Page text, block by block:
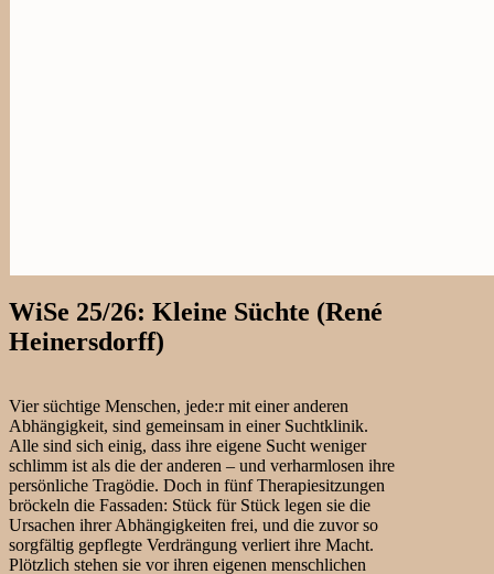
WiSe 25/26: Kleine Süchte (René
Heinersdorff)
Vier süchtige Menschen, jede:r mit einer anderen
Abhängigkeit, sind gemeinsam in einer Suchtklinik.
Alle sind sich einig, dass ihre eigene Sucht weniger
schlimm ist als die der anderen – und verharmlosen ihre
persönliche Tragödie. Doch in fünf Therapiesitzungen
bröckeln die Fassaden: Stück für Stück legen sie die
Ursachen ihrer Abhängigkeiten frei, und die zuvor so
sorgfältig gepflegte Verdrängung verliert ihre Macht.
Plötzlich stehen sie vor ihren eigenen menschlichen